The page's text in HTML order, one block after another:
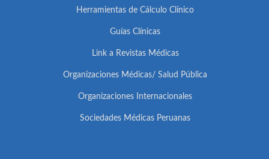
Herramientas de Cálculo Clínico
Guías Clínicas
Link a Revistas Médicas
Organizaciones Médicas/ Salud Pública
Organizaciones Internacionales
Sociedades Médicas Peruanas